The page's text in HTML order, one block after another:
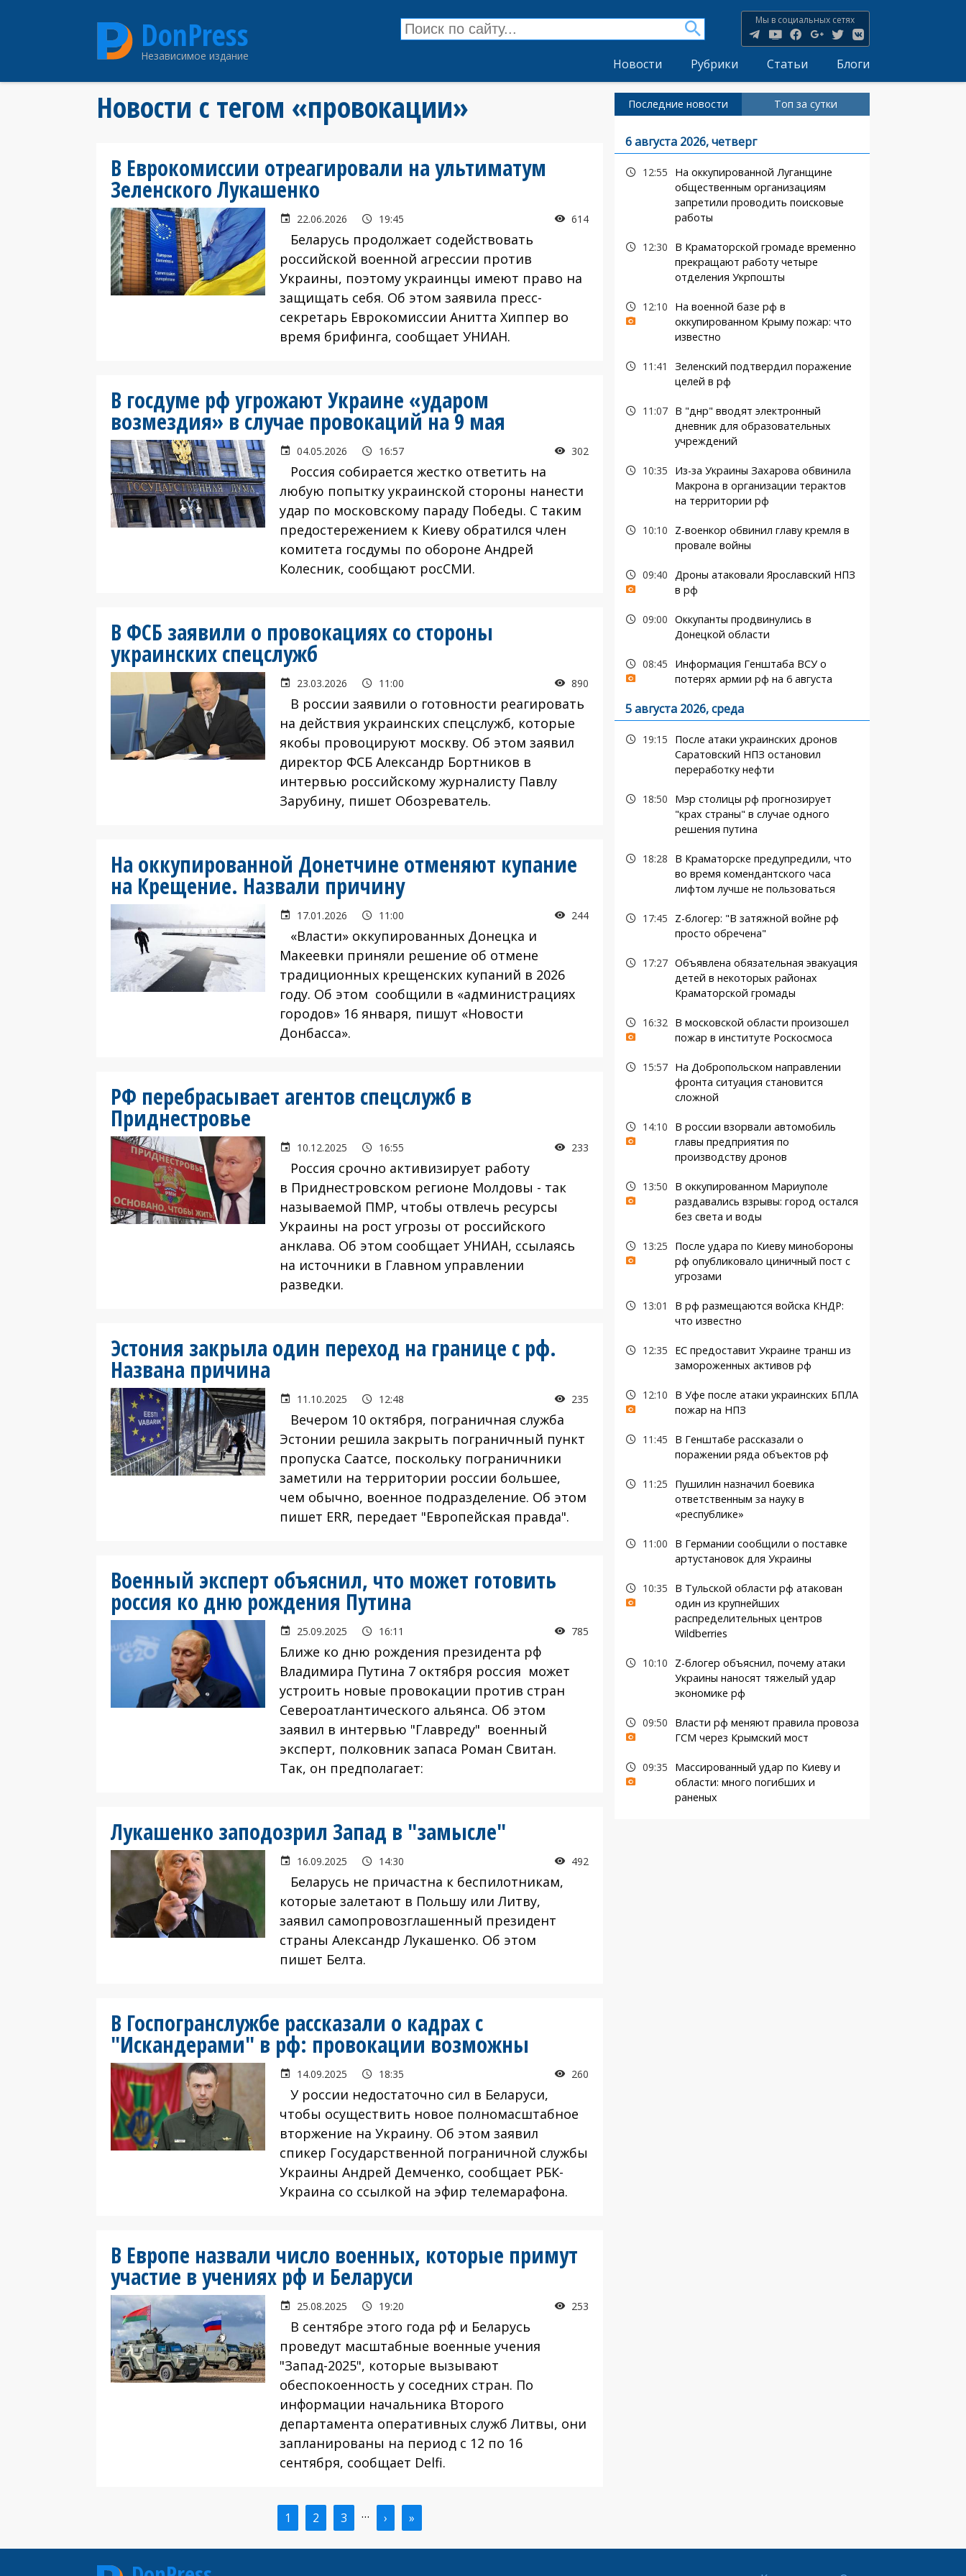
DonPress
Независимое издание
Мы в социальных сетях
Новости Рубрики Статьи Блоги
Новости с тегом «провокации»
В Еврокомиссии отреагировали на ультиматум
Зеленского Лукашенко
22.06.2026 19:45 614
Беларусь продолжает содействовать
российской военной агрессии против
Украины, поэтому украинцы имеют право на
защищать себя. Об этом заявила пресс-
секретарь Еврокомиссии Анитта Хиппер во
время брифинга, сообщает УНИАН.
В госдуме рф угрожают Украине «ударом
возмездия» в случае провокаций на 9 мая
04.05.2026 16:57 302
Россия собирается жестко ответить на
любую попытку украинской стороны нанести
удар по московскому параду Победы. С таким
предостережением к Киеву обратился член
комитета госдумы по обороне Андрей
Колесник, сообщают росСМИ.
В ФСБ заявили о провокациях со стороны
украинских спецслужб
23.03.2026 11:00 890
В россии заявили о готовности реагировать
на действия украинских спецслужб, которые
якобы провоцируют москву. Об этом заявил
директор ФСБ Александр Бортников в
интервью российскому журналисту Павлу
Зарубину, пишет Обозреватель.
На оккупированной Донетчине отменяют купание
на Крещение. Назвали причину
17.01.2026 11:00 244
«Власти» оккупированных Донецка и
Макеевки приняли решение об отмене
традиционных крещенских купаний в 2026
году. Об этом сообщили в «администрациях
городов» 16 января, пишут «Новости
Донбасса».
РФ перебрасывает агентов спецслужб в
Приднестровье
10.12.2025 16:55 233
Россия срочно активизирует работу
в Приднестровском регионе Молдовы - так
называемой ПМР, чтобы отвлечь ресурсы
Украины на рост угрозы от российского
анклава. Об этом сообщает УНИАН, ссылаясь
на источники в Главном управлении
разведки.
Эстония закрыла один переход на границе с рф.
Названа причина
11.10.2025 12:48 235
Вечером 10 октября, пограничная служба
Эстонии решила закрыть пограничный пункт
пропуска Саатсе, поскольку пограничники
заметили на территории россии большее,
чем обычно, военное подразделение. Об этом
пишет ERR, передает "Европейская правда".
Военный эксперт объяснил, что может готовить
россия ко дню рождения Путина
25.09.2025 16:11 785
Ближе ко дню рождения президента рф
Владимира Путина 7 октября россия может
устроить новые провокации против стран
Североатлантического альянса. Об этом
заявил в интервью "Главреду" военный
эксперт, полковник запаса Роман Свитан.
Так, он предполагает:
Лукашенко заподозрил Запад в "замысле"
16.09.2025 14:30 492
Беларусь не причастна к беспилотникам,
которые залетают в Польшу или Литву,
заявил самопровозглашенный президент
страны Александр Лукашенко. Об этом
пишет Белта.
В Госпогранслужбе рассказали о кадрах с
"Искандерами" в рф: провокации возможны
14.09.2025 18:35 260
У россии недостаточно сил в Беларуси,
чтобы осуществить новое полномасштабное
вторжение на Украину. Об этом заявил
спикер Государственной пограничной службы
Украины Андрей Демченко, сообщает РБК-
Украина со ссылкой на эфир телемарафона.
В Европе назвали число военных, которые примут
участие в учениях рф и Беларуси
25.08.2025 19:20 253
В сентябре этого года рф и Беларусь
проведут масштабные военные учения
"Запад-2025", которые вызывают
обеспокоенность у соседних стран. По
информации начальника Второго
департамента оперативных служб Литвы, они
запланированы на период с 12 по 16
сентября, сообщает Delfi.
Текущая
страница
1 Страница
2 Страница
3 … Следующая
страница
› Последняя
страница
»
Последние новости Топ за сутки
6 августа 2026, четверг
12:55
На оккупированной Луганщине
общественным организациям
запретили проводить поисковые
работы
12:30
В Краматорской громаде временно
прекращают работу четыре
отделения Укрпошты
12:10
На военной базе рф в
оккупированном Крыму пожар: что
известно
11:41
Зеленский подтвердил поражение
целей в рф
11:07
В "днр" вводят электронный
дневник для образовательных
учреждений
10:35
Из-за Украины Захарова обвинила
Макрона в организации терактов
на территории рф
10:10
Z-военкор обвинил главу кремля в
провале войны
09:40 Дроны атаковали Ярославский НПЗ
в рф
09:00 Оккупанты продвинулись в
Донецкой области
08:45
Информация Генштаба ВСУ о
потерях армии рф на 6 августа
5 августа 2026, среда
19:15
После атаки украинских дронов
Саратовский НПЗ остановил
переработку нефти
18:50
Мэр столицы рф прогнозирует
"крах страны" в случае одного
решения путина
18:28
В Краматорске предупредили, что
во время комендантского часа
лифтом лучше не пользоваться
17:45
Z-блогер: "В затяжной войне рф
просто обречена"
17:27 Объявлена обязательная эвакуация
детей в некоторых районах
Краматорской громады
16:32
В московской области произошел
пожар в институте Роскосмоса
15:57
На Добропольском направлении
фронта ситуация становится
сложной
14:10
В россии взорвали автомобиль
главы предприятия по
производству дронов
13:50
В оккупированном Мариуполе
раздавались взрывы: город остался
без света и воды
13:25
После удара по Киеву минобороны
рф опубликовало циничный пост с
угрозами
13:01
В рф размещаются войска КНДР:
что известно
12:35
ЕС предоставит Украине транш из
замороженных активов рф
12:10
В Уфе после атаки украинских БПЛА
пожар на НПЗ
11:45
В Генштабе рассказали о
поражении ряда объектов рф
11:25
Пушилин назначил боевика
ответственным за науку в
«республике»
11:00
В Германии сообщили о поставке
артустановок для Украины
10:35
В Тульской области рф атакован
один из крупнейших
распределительных центров
Wildberries
10:10
Z-блогер объяснил, почему атаки
Украины наносят тяжелый удар
экономике рф
09:50
Власти рф меняют правила провоза
ГСМ через Крымский мост
09:35
Массированный удар по Киеву и
области: много погибших и
раненых